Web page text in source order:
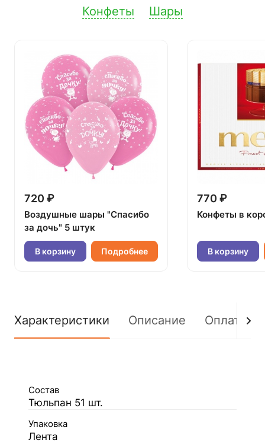
Конфеты Шары
720 ₽
Воздушные шары "Спасибо
за дочь" 5 штук
В корзину Подробнее
770 ₽
Конфеты в
В корзину
Характеристики Описание Оплата
Состав
Тюльпан 51 шт.
Упаковка
Лента